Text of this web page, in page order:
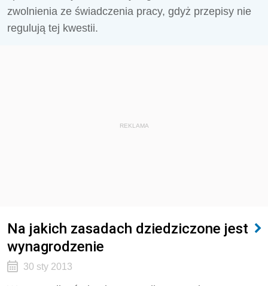
zwolnienia ze świadczenia pracy, gdyż przepisy nie
regulują tej kwestii.
REKLAMA
Na jakich zasadach dziedziczone jest
wynagrodzenie
30 sty 2013